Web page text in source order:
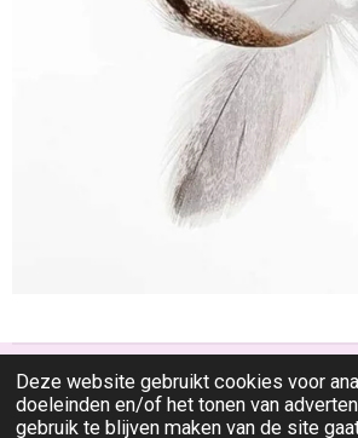
Deze website gebruikt cookies voor
doeleinden en/of het tonen van
gebruik te blijven maken van de site
© 2022 - 2026 Renatedgoede.nl
Powered byJouwWeb